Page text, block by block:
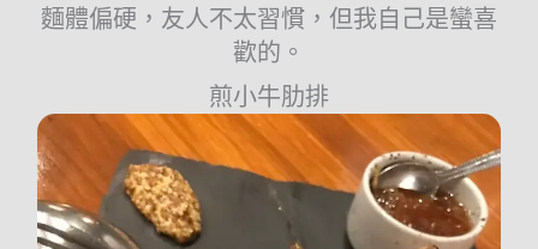
麵體偏硬，友人不太習慣，但我自己是蠻喜
歡的。
煎小牛肋排